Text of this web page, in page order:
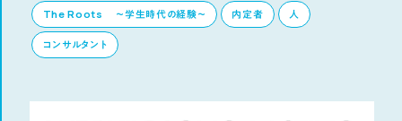
The Roots ～学生時代の経験～ 内定者 人
コンサルタント